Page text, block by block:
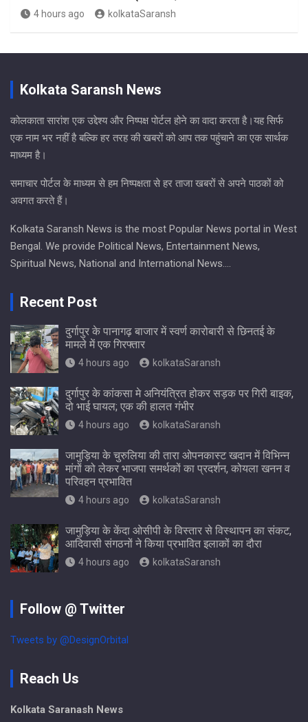
4 hours ago kolkataSaransh
Kolkata Saransh News
कोलकाता सारांश एक उद्देश्य और निष्पक्ष पोर्टल होने का वादा करता है।यह सिर्फ
एक नाम भर नहीं है बल्कि हर तरह की खबरों को आप तक पहुंचाने का एक सार्थक
माध्यम है।
समाचार पोर्टल के माध्यम से हम निष्पक्षता से हर ताजा खबरों से अपने पाठकों को
अवगत करते हैं।
Kolkata Saransh News is the most Popular News portal in West
Bengal. We provide Political News, Entertainment News,
Spiritual News, National and International News….
Recent Post
दुर्गापुर के पानागढ़ बाजार में स्वर्ण कारोबारी से छिनतई के
मामले में एक गिरफ्तार
4 hours ago kolkataSaransh
दुर्गापुर के कांकसा मे अनियंत्रित होकर सड़क पर गिरी बाइक,
दो भाई घायल; एक की हालत गंभीर
4 hours ago kolkataSaransh
जामुड़िया के चुरुलिया की तारा ओपनकास्ट खदान में विभिन्न
मांगों को लेकर भाजपा समर्थकों का प्रदर्शन, कोयला खनन व
परिवहन प्रभावित
4 hours ago kolkataSaransh
जामुड़िया के केंदा ओसीपी के विस्तार से विस्थापन का संकट,
आदिवासी संगठनों ने किया प्रभावित इलाकों का दौरा
4 hours ago kolkataSaransh
Follow @ Twitter
Tweets by @DesignOrbital
Reach Us
Kolkata Saranash News